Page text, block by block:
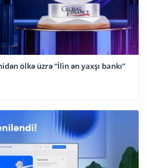
ölkə üzrə “İlin ən yaxşı bankı”